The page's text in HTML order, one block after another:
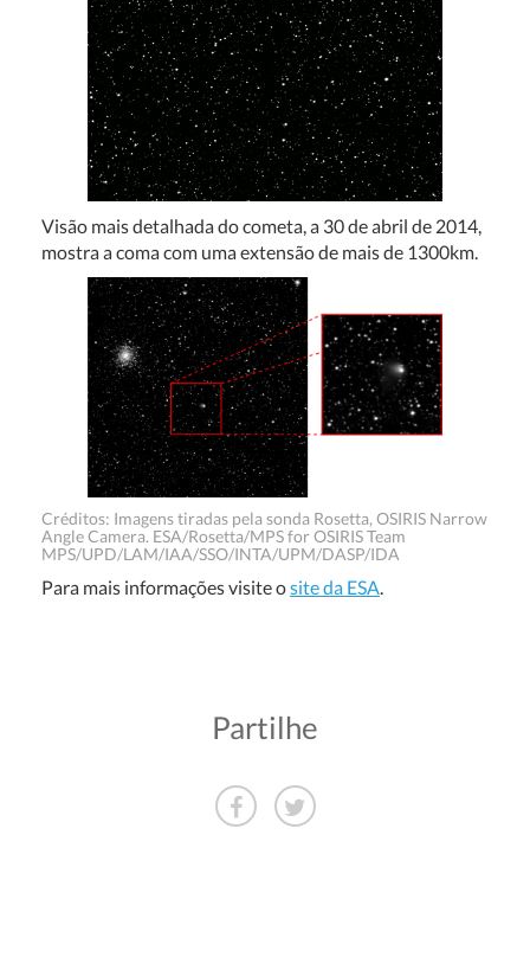
Visão mais detalhada do cometa, a 30 de abril de 2014,
mostra a coma com uma extensão de mais de 1300km.
Créditos: Imagens tiradas pela sonda Rosetta, OSIRIS Narrow
Angle Camera. ESA/Rosetta/MPS for OSIRIS Team
MPS/UPD/LAM/IAA/SSO/INTA/UPM/DASP/IDA
Para mais informações visite osite da ESA.
Partilhe